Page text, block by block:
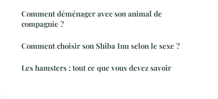
Comment déménager avec son animal de
compagnie ?
Comment choisir son Shiba Inu selon le sexe ?
Les hamsters : tout ce que vous devez savoir